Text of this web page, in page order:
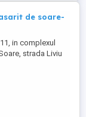
de soare-
in complexul
strada Liviu
TITAN,
mobilata,
frigider, aragaz,